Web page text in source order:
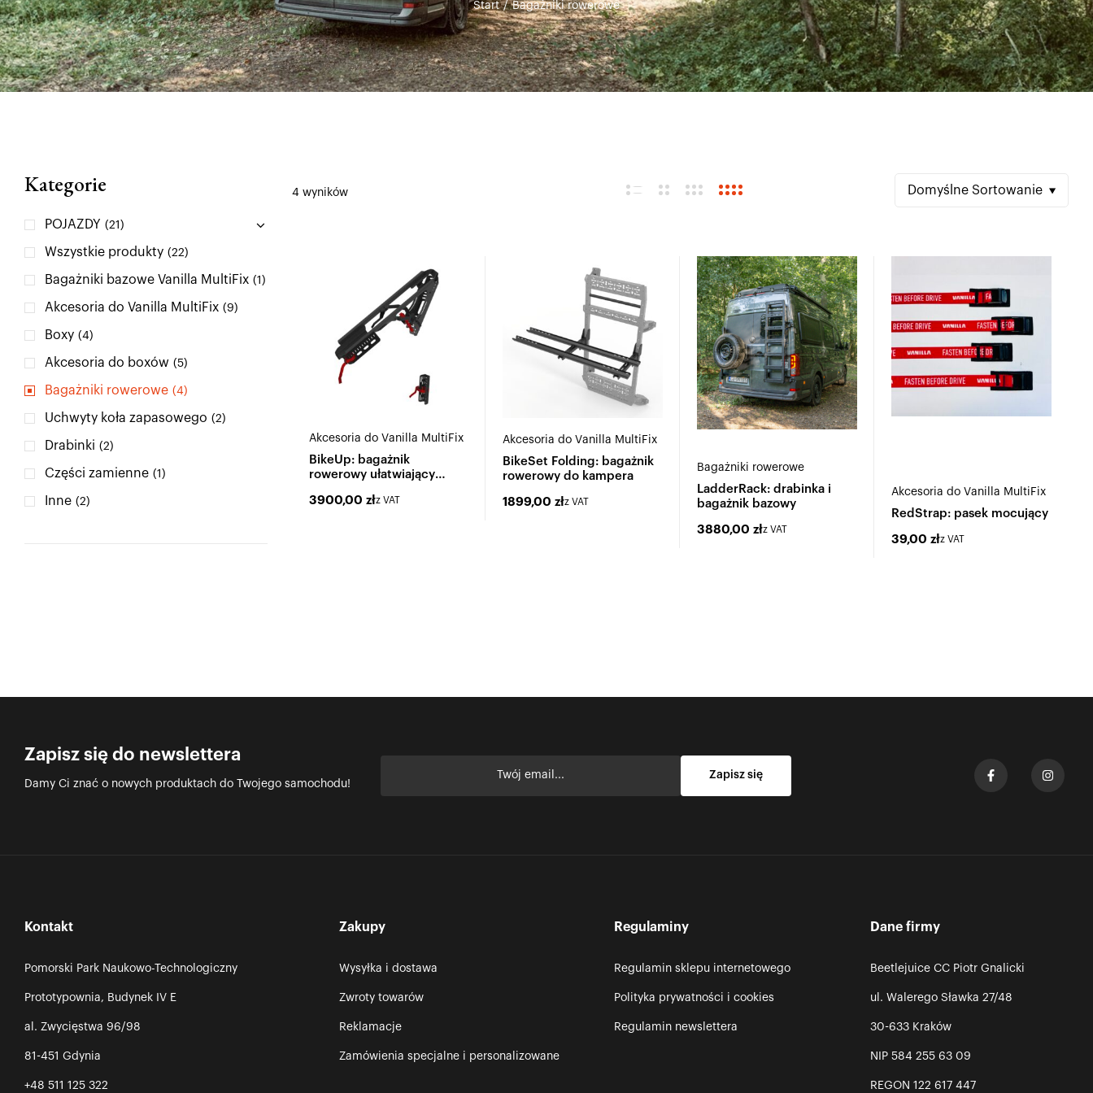
Start / Bagażniki rowerowe
Kategorie
POJAZDY (21)
Wszystkie produkty (22)
Bagażniki bazowe Vanilla MultiFix (1)
Akcesoria do Vanilla MultiFix (9)
Boxy (4)
Akcesoria do boxów (5)
Bagażniki rowerowe (4)
Uchwyty koła zapasowego (2)
Drabinki (2)
Części zamienne (1)
Inne (2)
4 wyników Domyślne Sortowanie
Akcesoria do Vanilla MultiFix
BikeUp: bagażnik
rowerowy ułatwiający
3900,00 złz VAT
Akcesoria do Vanilla MultiFix
BikeSet Folding: bagażnik
rowerowy do kampera
1899,00złz VAT
Bagażniki rowerowe
LadderRack: drabinka i
bagażnik bazowy
3880,00złz VAT
Akcesoria do Vanilla MultiFix
RedStrap: pasek mocujący
39,00złz VAT
Zapisz się do newslettera
Damy Ci znać o nowych produktach do Twojego samochodu!
Kontakt
Pomorski Park Naukowo-Technologiczny
Prototypownia, Budynek IV E
al. Zwycięstwa 96/98
81-451 Gdynia
+48 511 125 322
Zakupy
Wysyłka i dostawa
Zwroty towarów
Reklamacje
Zamówienia specjalne i personalizowane
Regulaminy
Regulamin sklepu internetowego
Polityka prywatności i cookies
Regulamin newslettera
Dane firmy
Beetlejuice CC Piotr Gnalicki
ul. Walerego Sławka 27/48
30-633 Kraków
NIP 584 255 63 09
REGON 122 617 447